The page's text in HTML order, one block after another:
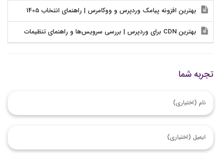
بهترین افزونه پیامک وردپرس و ووکامرس | راهنمای انتخاب 1405
بهترین CDN برای وردپرس | بررسی سرویس‌ها و راهنمای تنظیمات
تجربه شما